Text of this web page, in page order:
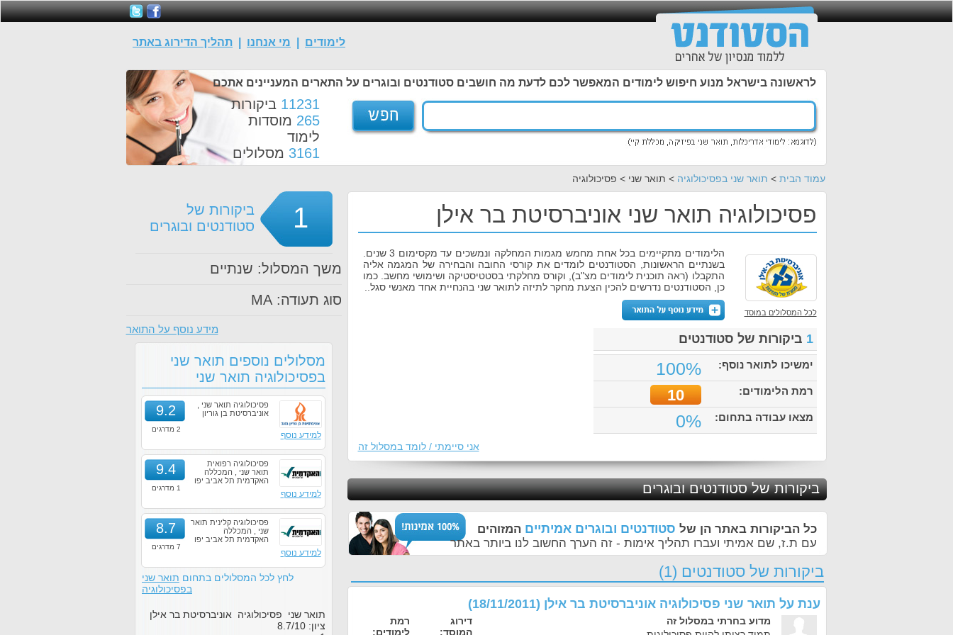
לימודים מי אנחנו תהליך הדירוג באתר
לראשונה בישראל מנוע חיפוש לימודים המאפשר לכם לדעת מה חושבים סטודנטים ובוגרים על התארים המעניינים אתכם
11231 ביקורות
265 מוסדות
לימוד
3161 מסלולים
עמוד הבית > תואר שני בפסיכולוגיה > תואר שני > פסיכולוגיה
פסיכולוגיה תואר שני אוניברסיטת בר אילן
לכל המסלולים במוסד
הלימודים מתקיימים בכל אחת מחמש מגמות המחלקה ונמשכים עד מקסימום 3 שנים.
בשנתיים הראשונות, הסטודנטים לומדים את קורסי החובה והבחירה של המגמה אליה
התקבלו (ראה תוכנית לימודים מצ"ב), וקורס מחלקתי בסטטיסטיקה ושימושי מחשב. כמו
כן, הסטודנטים נדרשים להכין הצעת מחקר לתיזה לתואר שני בהנחיית אחד מאנשי סגל..
1 ביקורות של סטודנטים
ימשיכו לתואר נוסף: 100%
רמת הלימודים: 10
מצאו עבודה בתחום: 0%
אני סיימתי / לומד במסלול זה
ביקורות של סטודנטים ובוגרים
כל הביקורות באתר הן של סטודנטים ובוגרים אמיתיים המזוהים
עם ת.ז, שם אמיתי ועברו תהליך אימות - זה הערך החשוב לנו ביותר באתר
ביקורות של סטודנטים (1)
ענת על תואר שני פסיכולוגיה אוניברסיטת בר אילן (
18/11/2011
)
מדוע בחרתי במסלול זה
רמת
לימודים:
דירוג
המוסד:
1
ביקורות של
סטודנטים ובוגרים
משך המסלול: שנתיים
סוג תעודה: MA
מידע נוסף על התואר
מסלולים נוספים תואר שני
בפסיכולוגיה תואר שני
למידע נוסף
9.2
2 מדרגים
פסיכולוגיה תואר שני ,
אוניברסיטת בן גוריון
למידע נוסף
9.4
1 מדרגים
פסיכולוגיה רפואית
תואר שני , המכללה
האקדמית תל אביב יפו
למידע נוסף
8.7
7 מדרגים
פסיכולוגיה קלינית תואר
שני , המכללה
האקדמית תל אביב יפו
לחץ לכל המסלולים בתחום תואר שני
בפסיכולוגיה
תואר שני פסיכולוגיה אוניברסיטת בר אילן
ציון:
8.7/10